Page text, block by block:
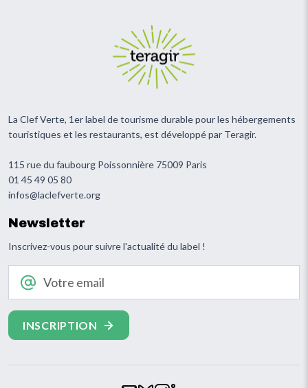
La Clef Verte, 1er label de tourisme durable pour les hébergements
touristiques et les restaurants, est développé par Teragir.
115 rue du faubourg Poissonnière 75009 Paris
01 45 49 05 80
infos@laclefverte.org
Newsletter
Inscrivez-vous pour suivre l'actualité du label !